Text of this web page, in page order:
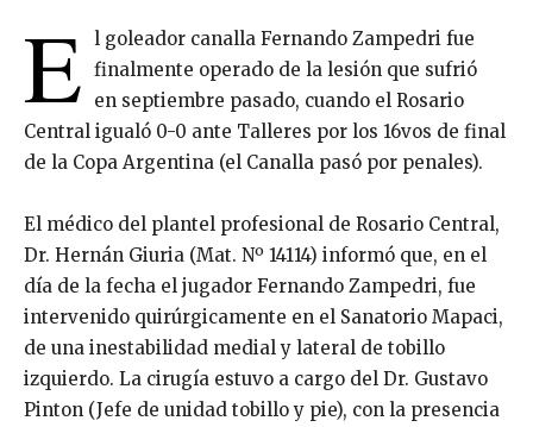
E l goleador canalla Fernando Zampedri fue
finalmente operado de la lesión que sufrió
en septiembre pasado, cuando el Rosario
Central igualó 0-0 ante Talleres por los 16vos de final
de la Copa Argentina (el Canalla pasó por penales).
El médico del plantel profesional de Rosario Central,
Dr. Hernán Giuria (Mat. Nº 14114) informó que, en el
día de la fecha el jugador Fernando Zampedri, fue
intervenido quirúrgicamente en el Sanatorio Mapaci,
de una inestabilidad medial y lateral de tobillo
izquierdo. La cirugía estuvo a cargo del Dr. Gustavo
Pinton (Jefe de unidad tobillo y pie), con la presencia